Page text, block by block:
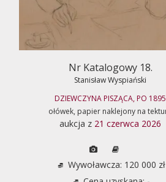
Nr Katalogowy 18.
Stanisław Wyspiański
DZIEWCZYNA PISZĄCA, PO 1895
ołówek, papier naklejony na
aukcja z 21 czerwca 2026
Wywoławcza: 120 000 zł